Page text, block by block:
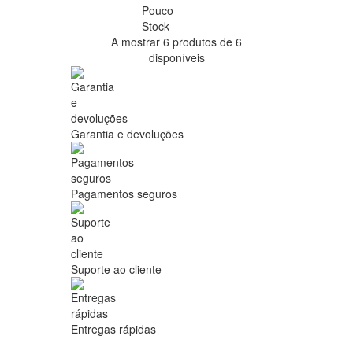
Pouco
Stock
A mostrar 6 produtos de 6
disponíveis
Garantia e devoluções
Pagamentos seguros
Suporte ao cliente
Entregas rápidas